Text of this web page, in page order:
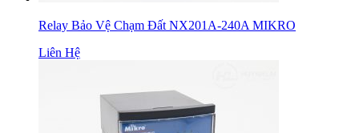
Relay Bảo Vệ Chạm Đất NX201A-240A MIKRO
Liên Hệ